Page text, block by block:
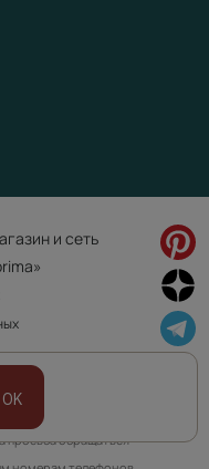
и сеть
публичной офертой
просьба обращаться
OK